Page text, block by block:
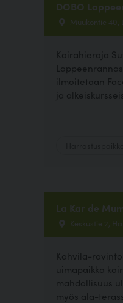
DOBO
Muukontie 40,
Koirahieroja
ilmoitetaan
ja
La Kar de
Keskustie 2,
Kahvila-
uimapaikka
mahdollisuus
myös ala-